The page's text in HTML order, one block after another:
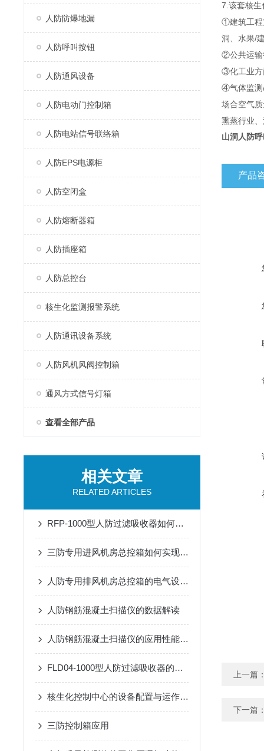
人防防爆地漏
人防呼叫按钮
人防通风设备
人防电动门控制箱
人防电站信号联络箱
人防EPS电源柜
人防空闭盒
人防熔断器箱
人防插座箱
人防总控台
核生化监测报警系统
人防通讯设备系统
人防风机风阀控制箱
通风方式信号灯箱
查看全部产品
相关文章
RELATED ARTICLES
RFP-1000型人防过滤吸收器如何提升防护设施的整体效能？
三防专用进风机房总控箱如何实现风量智能调节与应急切换？
人防专用排风机房总控箱的电气设计要点：负荷计算、短路保护与电缆选择
人防钢筋混凝土扫描仪的数据解读
人防钢筋混凝土扫描仪的应用性能研究
FLD04-1000型人防过滤吸收器的维护与保养技巧
核生化控制中心的设备配置与运作模式
三防控制箱应用
7.该套核生
①建筑工程
洞、水果/
②公共运
③化工业方
④气体监测
场合空气
熏蒸行业
山洞 人防
产品
上一篇
下一篇